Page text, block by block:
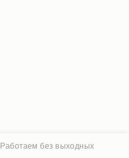
Работаем без выходных